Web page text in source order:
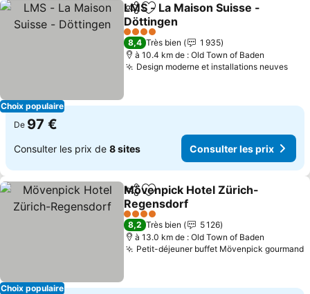
Choix populaire
PartagerAjouter à mes favoris
LMS - La Maison Suisse -
Döttingen
Consulter les prix
4 Étoiles
8,4 Très bien
1 935
à 10.4 km de : Old Town of Baden
Design moderne et installations neuves
De 97 €
Consulter les prix de 8 sites Consulter les prix
Choix populaire
PartagerAjouter à mes favoris
Mövenpick Hotel Zürich-
Regensdorf
Consulter les prix
4 Étoiles
8,2 Très bien
5 126
à 13.0 km de : Old Town of Baden
Petit-déjeuner buffet Mövenpick gourmand